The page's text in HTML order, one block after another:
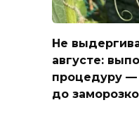
Не
августе:
процедуру —
до